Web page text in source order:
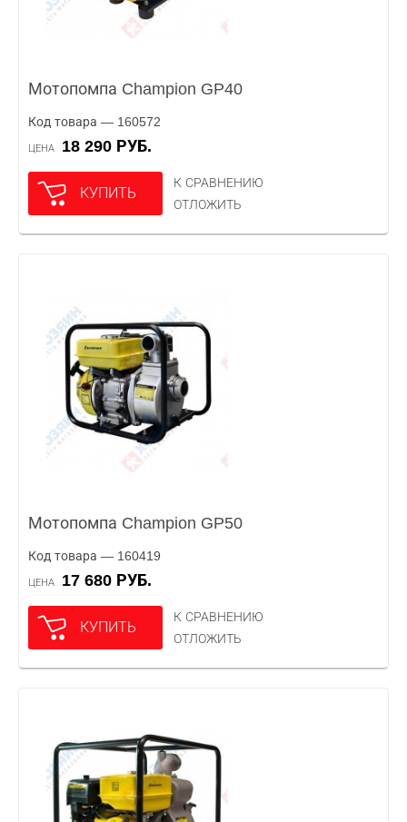
Мотопомпа Champion GP40
Код товара — 160572
ЦЕНА 18 290 РУБ.
КУПИТЬ
К СРАВНЕНИЮ
ОТЛОЖИТЬ
Мотопомпа Champion GP50
Код товара — 160419
ЦЕНА 17 680 РУБ.
КУПИТЬ
К СРАВНЕНИЮ
ОТЛОЖИТЬ